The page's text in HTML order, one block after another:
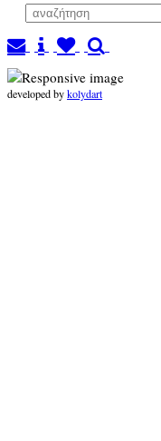
developed bykolydart